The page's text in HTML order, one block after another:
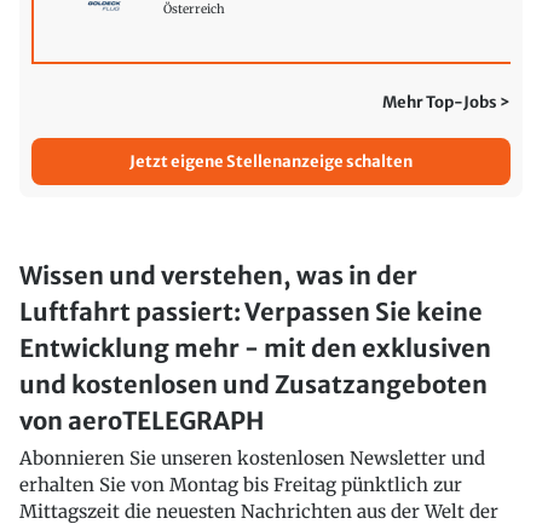
Österreich
Mehr Top-Jobs >
Jetzt eigene Stellenanzeige schalten
Wissen und verstehen, was in der
Luftfahrt passiert: Verpassen Sie keine
Entwicklung mehr - mit den exklusiven
und kostenlosen und Zusatzangeboten
von aeroTELEGRAPH
Abonnieren Sie unseren kostenlosen Newsletter und
erhalten Sie von Montag bis Freitag pünktlich zur
Mittagszeit die neuesten Nachrichten aus der Welt der